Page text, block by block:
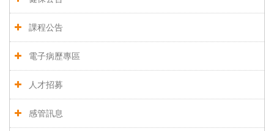
課程公告
電子病歷專區
人才招募
感管訊息